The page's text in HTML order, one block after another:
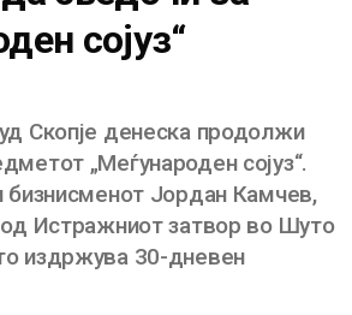
сојуз“
Скопје денеска продолжи
„Меѓународен сојуз“.
бизнисменот Јордан Камчев,
Истражниот затвор во Шуто
издржува 30-дневен